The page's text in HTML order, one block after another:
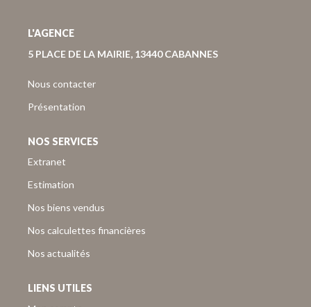
L'AGENCE
5 PLACE DE LA MAIRIE, 13440 CABANNES
Nous contacter
Présentation
NOS SERVICES
Extranet
Estimation
Nos biens vendus
Nos calculettes financières
Nos actualités
LIENS UTILES